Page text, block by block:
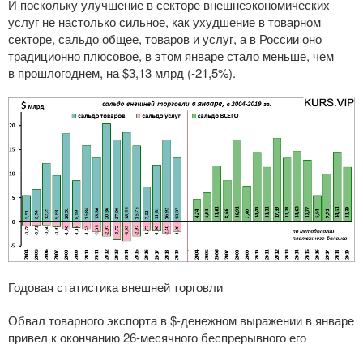
И поскольку улучшение в секторе внешнеэкономических
услуг не настолько сильное, как ухудшение в товарном
секторе, сальдо общее, товаров и услуг, а в России оно
традиционно плюсовое, в этом январе стало меньше, чем
в прошлогоднем, на $3,13 млрд (-21,5%).
Годовая статистика внешней торговли
Обвал товарного экспорта в $-денежном выражении в январе
привел к окончанию26-месячного беспрерывного его